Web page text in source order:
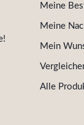
Meine
Meine
Mein
Alle